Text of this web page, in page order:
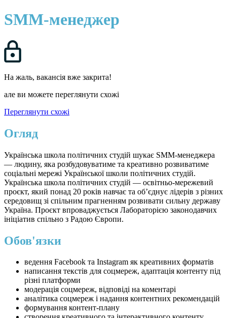
SMM-менеджер
На жаль, вакансія вже закрита!
але ви можете переглянути схожі
Переглянути схожі
Огляд
Українська школа політичних студій шукає SMM-менеджера
— людину, яка розбудовуватиме та креативно розвиватиме
соціальні мережі Української школи політичних студій.
Українська школа політичних студій — освітньо-мережевий
проєкт, який понад 20 років навчає та обʼєднує лідерів з різних
середовищ зі спільним прагненням розвивати сильну державу
Україна. Проєкт впроваджується Лабораторією законодавчих
ініціатив спільно з Радою Європи.
Обов'язки
ведення Facebook та Instagram як креативних форматів
написання текстів для соцмереж, адаптація контенту під
різні платформи
модерація соцмереж, відповіді на коментарі
аналітика соцмереж і надання контентних рекомендацій
формування контент-плану